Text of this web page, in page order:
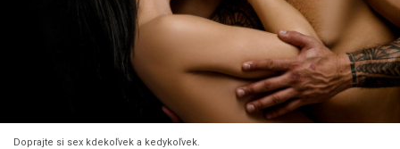
Doprajte si sex kdekoľvek a kedykoľvek.